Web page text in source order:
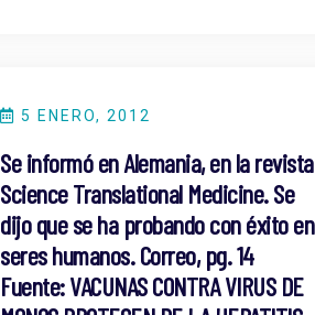
5 ENERO, 2012
Se informó en Alemania, en la revista
Science Translational Medicine. Se
dijo que se ha probando con éxito en
seres humanos. Correo, pg. 14
Fuente: VACUNAS CONTRA VIRUS DE